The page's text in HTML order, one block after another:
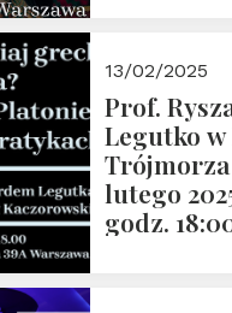
13/02/2025
Prof.
Legutko w
Trójmorza
lutego
godz.